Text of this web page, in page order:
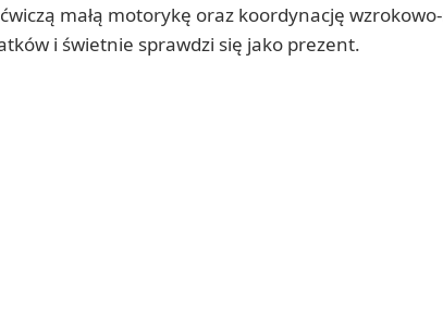
małą motorykę oraz koordynację
i świetnie sprawdzi się jako prezent.